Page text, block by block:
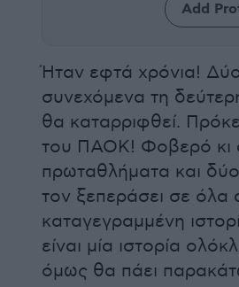
Add
Ήταν εφτά χρόνια!
συνεχόμενα τη
θα καταρριφθεί.
του ΠΑΟΚ! Φοβερό κι
πρωταθλήματα και
τον ξεπεράσει σε όλα
καταγεγραμμένη
είναι μία ιστορία
όμως θα πάει